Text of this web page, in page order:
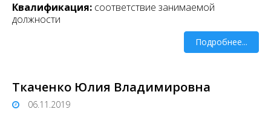
Квалификация: соответствие занимаемой
должности
Подробнее...
Ткаченко Юлия Владимировна
06.11.2019